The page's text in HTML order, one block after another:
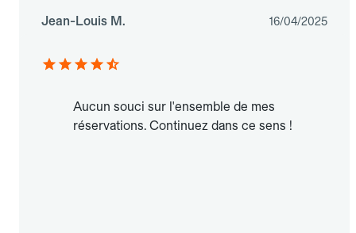
Jean-Louis M. 16/04/2025
Aucun souci sur l'ensemble de mes
réservations. Continuez dans ce sens !